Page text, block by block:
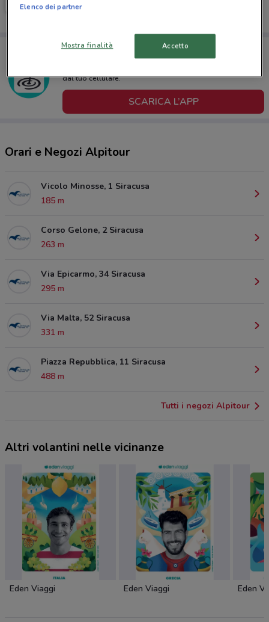
Scade il 31/12
Porta DoveConviene sempre con te!
Puoi trovare le migliori offerte dei negozi vicino a te,
dal tuo cellulare.
SCARICA L’APP
Orari e Negozi Alpitour
Vicolo Minosse, 1 Siracusa
185 m
Corso Gelone, 2 Siracusa
263 m
Via Epicarmo, 34 Siracusa
295 m
Via Malta, 52 Siracusa
331 m
Piazza Repubblica, 11 Siracusa
488 m
Tutti i negozi Alpitour
Altri volantini nelle vicinanze
Eden Viaggi Eden Viaggi Eden
Elenco dei partner
Mostra finalità Accetto